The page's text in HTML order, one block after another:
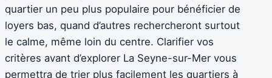
quartier un peu plus populaire pour bénéficier de
loyers bas, quand d’autres rechercheront surtout
le calme, même loin du centre. Clarifier vos
critères avant d’explorer La Seyne-sur-Mer vous
permettra de trier plus facilement les quartiers à